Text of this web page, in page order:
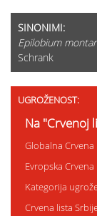
SINONIMI:
Epilobium
Schrank
UGROŽENOST:
Na "Crvenoj
Globalna Crvena
Evropska
Kategorija
Crvena lista